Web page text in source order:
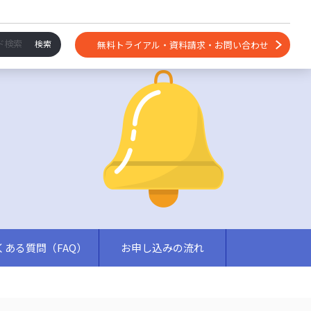
無料トライアル・資料請求・お問い合わせ
ある質問（FAQ） お申し込みの流れ